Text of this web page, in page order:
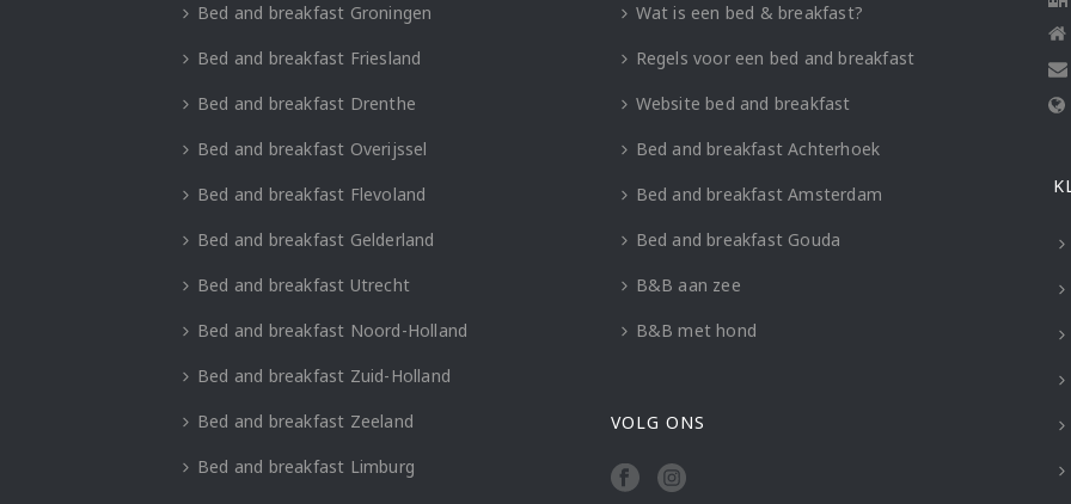
Bed and breakfast Groningen
Bed and breakfast Friesland
Bed and breakfast Drenthe
Bed and breakfast Overijssel
Bed and breakfast Flevoland
Bed and breakfast Gelderland
Bed and breakfast Utrecht
Bed and breakfast Noord-Holland
Bed and breakfast Zuid-Holland
Bed and breakfast Zeeland
Bed and breakfast Limburg
Wat is een bed & breakfast?
Regels voor een bed and breakfast
Website bed and breakfast
Bed and breakfast Achterhoek
Bed and breakfast Amsterdam
Bed and breakfast Gouda
B&B aan zee
B&B met hond
VOLG ONS